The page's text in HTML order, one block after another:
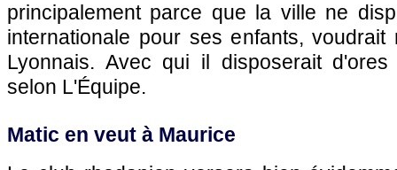
principalement parce que la ville ne
internationale pour ses enfants, voudrait
Lyonnais. Avec qui il disposerait
selon L'Équipe.
Matic en veut à Maurice